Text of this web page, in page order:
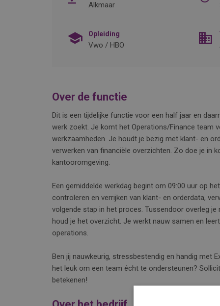
Alkmaar
Opleiding
Vwo / HBO
Over de functie
Dit is een tijdelijke functie voor een half jaar en
werk zoekt. Je komt het Operations/Finance team
werkzaamheden. Je houdt je bezig met klant- en
verwerken van financiële overzichten. Zo doe je in
kantooromgeving.
Een gemiddelde werkdag begint om 09:00 uur op
controleren en verrijken van klant- en orderdata,
volgende stap in het proces. Tussendoor overleg
houd je het overzicht. Je werkt nauw samen en
operations.
Ben jij nauwkeurig, stressbestendig en handig met
het leuk om een team écht te ondersteunen?
betekenen!